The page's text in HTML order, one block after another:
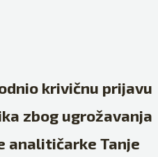
krivičnu prijavu
zbog ugrožavanja
analitičarke Tanje